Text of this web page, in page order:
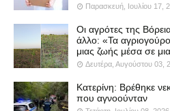
Παρασκευή, Ιουλίου 17,
Οι αγρότες της
άλλο: «Τα
μιας ζωής μέσα σε
Δευτέρα, Αυγούστου 03,
Κατερίνη: Βρέθηκε
που αγνοούνταν